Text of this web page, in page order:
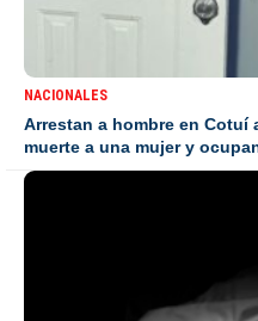
NACIONALES
Arrestan a hombre en Cotuí
muerte a una mujer y